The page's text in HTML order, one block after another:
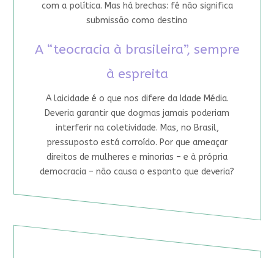
com a política. Mas há brechas: fé não significa
submissão como destino
A “teocracia à brasileira”, sempre
à espreita
A laicidade é o que nos difere da Idade Média.
Deveria garantir que dogmas jamais poderiam
interferir na coletividade. Mas, no Brasil,
pressuposto está corroído. Por que ameaçar
direitos de mulheres e minorias – e à própria
democracia – não causa o espanto que deveria?